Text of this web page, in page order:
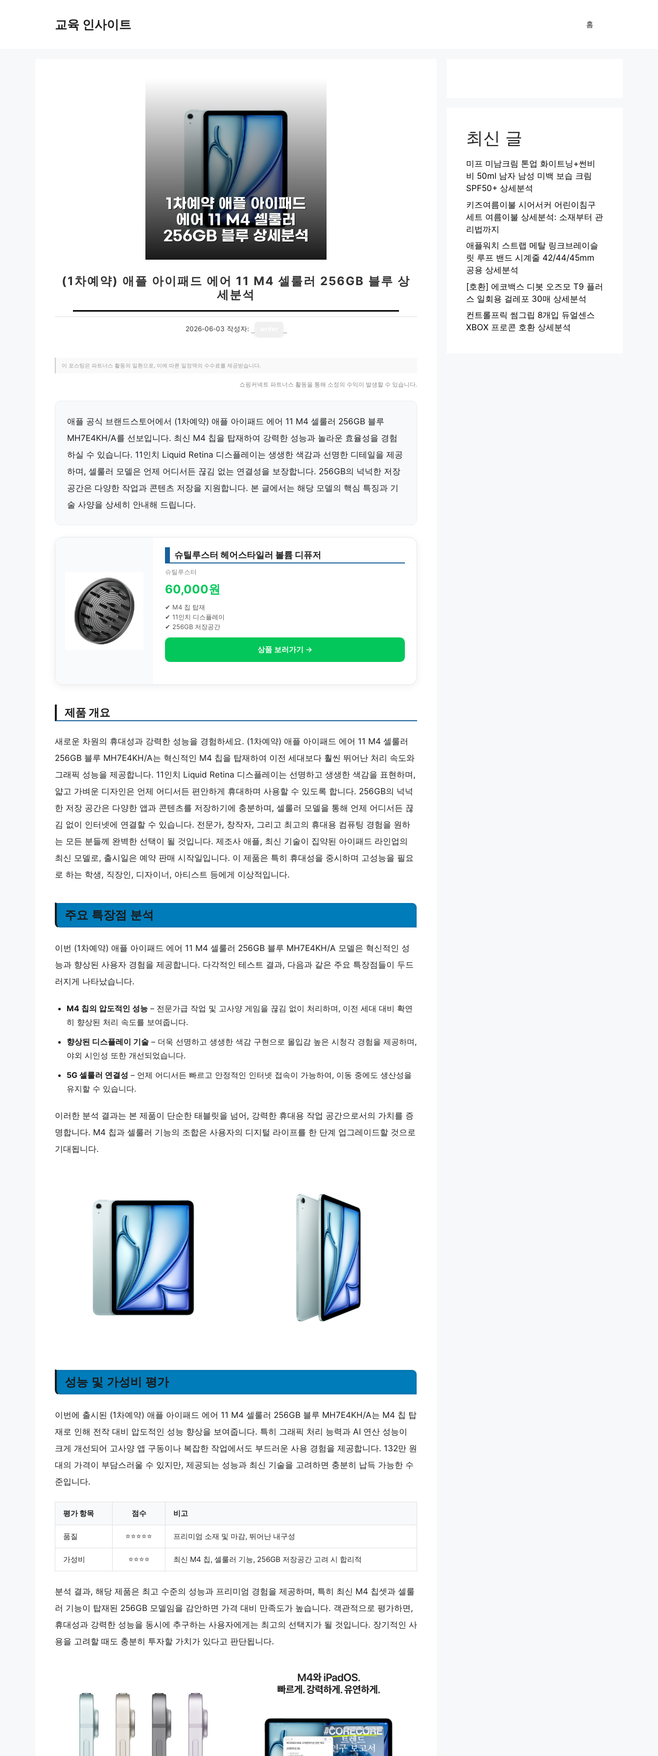
교육 인사이트 홈
(1차예약) 애플 아이패드 에어 11 M4 셀룰러 256GB 블루 상
세분석
2026-06-03 작성자:
이 포스팅은 파트너스 활동의 일환으로, 이에 따른 일정액의 수수료를 제공받습니다.
쇼핑커넥트 파트너스 활동을 통해 소정의 수익이 발생할 수 있습니다.
애플 공식 브랜드스토어에서 (1차예약) 애플 아이패드 에어 11 M4 셀룰러 256GB 블루
MH7E4KH/A를 선보입니다. 최신 M4 칩을 탑재하여 강력한 성능과 놀라운 효율성을 경험
하실 수 있습니다. 11인치 Liquid Retina 디스플레이는 생생한 색감과 선명한 디테일을 제공
하며, 셀룰러 모델은 언제 어디서든 끊김 없는 연결성을 보장합니다. 256GB의 넉넉한 저장
공간은 다양한 작업과 콘텐츠 저장을 지원합니다. 본 글에서는 해당 모델의 핵심 특징과 기
술 사양을 상세히 안내해 드립니다.
슈틸루스터 헤어스타일러 볼륨 디퓨저
슈틸루스터
60,000원
✔ M4 칩 탑재
✔ 11인치 디스플레이
✔ 256GB 저장공간
상품 보러가기 →
제품 개요
새로운 차원의 휴대성과 강력한 성능을 경험하세요. (1차예약) 애플 아이패드 에어 11 M4 셀룰러
256GB 블루 MH7E4KH/A는 혁신적인 M4 칩을 탑재하여 이전 세대보다 훨씬 뛰어난 처리 속도와
그래픽 성능을 제공합니다. 11인치 Liquid Retina 디스플레이는 선명하고 생생한 색감을 표현하며,
얇고 가벼운 디자인은 언제 어디서든 편안하게 휴대하며 사용할 수 있도록 합니다. 256GB의 넉넉
한 저장 공간은 다양한 앱과 콘텐츠를 저장하기에 충분하며, 셀룰러 모델을 통해 언제 어디서든 끊
김 없이 인터넷에 연결할 수 있습니다. 전문가, 창작자, 그리고 최고의 휴대용 컴퓨팅 경험을 원하
는 모든 분들께 완벽한 선택이 될 것입니다. 제조사 애플, 최신 기술이 집약된 아이패드 라인업의
최신 모델로, 출시일은 예약 판매 시작일입니다. 이 제품은 특히 휴대성을 중시하며 고성능을 필요
로 하는 학생, 직장인, 디자이너, 아티스트 등에게 이상적입니다.
주요 특장점 분석
이번 (1차예약) 애플 아이패드 에어 11 M4 셀룰러 256GB 블루 MH7E4KH/A 모델은 혁신적인 성
능과 향상된 사용자 경험을 제공합니다. 다각적인 테스트 결과, 다음과 같은 주요 특장점들이 두드
러지게 나타났습니다.
M4 칩의 압도적인 성능 – 전문가급 작업 및 고사양 게임을 끊김 없이 처리하며, 이전 세대 대비 확연
히 향상된 처리 속도를 보여줍니다.
향상된 디스플레이 기술 – 더욱 선명하고 생생한 색감 구현으로 몰입감 높은 시청각 경험을 제공하며,
야외 시인성 또한 개선되었습니다.
5G 셀룰러 연결성 – 언제 어디서든 빠르고 안정적인 인터넷 접속이 가능하여, 이동 중에도 생산성을
유지할 수 있습니다.
이러한 분석 결과는 본 제품이 단순한 태블릿을 넘어, 강력한 휴대용 작업 공간으로서의 가치를 증
명합니다. M4 칩과 셀룰러 기능의 조합은 사용자의 디지털 라이프를 한 단계 업그레이드할 것으로
기대됩니다.
성능 및 가성비 평가
이번에 출시된 (1차예약) 애플 아이패드 에어 11 M4 셀룰러 256GB 블루 MH7E4KH/A는 M4 칩 탑
재로 인해 전작 대비 압도적인 성능 향상을 보여줍니다. 특히 그래픽 처리 능력과 AI 연산 성능이
크게 개선되어 고사양 앱 구동이나 복잡한 작업에서도 부드러운 사용 경험을 제공합니다. 132만 원
대의 가격이 부담스러울 수 있지만, 제공되는 성능과 최신 기술을 고려하면 충분히 납득 가능한 수
준입니다.
평가 항목 점수 비고
품질 ⭐⭐⭐⭐⭐ 프리미엄 소재 및 마감, 뛰어난 내구성
가성비 ⭐⭐⭐⭐ 최신 M4 칩, 셀룰러 기능, 256GB 저장공간 고려 시 합리적
분석 결과, 해당 제품은 최고 수준의 성능과 프리미엄 경험을 제공하며, 특히 최신 M4 칩셋과 셀룰
러 기능이 탑재된 256GB 모델임을 감안하면 가격 대비 만족도가 높습니다. 객관적으로 평가하면,
휴대성과 강력한 성능을 동시에 추구하는 사용자에게는 최고의 선택지가 될 것입니다. 장기적인 사
용을 고려할 때도 충분히 투자할 가치가 있다고 판단됩니다.
최신 글
미프 미남크림 톤업 화이트닝+썬비
비 50ml 남자 남성 미백 보습 크림
SPF50+ 상세분석
키즈여름이불 시어서커 어린이침구
세트 여름이불 상세분석: 소재부터 관
리법까지
애플워치 스트랩 메탈 링크브레이슬
릿 루프 밴드 시계줄 42/44/45mm
공용 상세분석
[호환] 에코백스 디봇 오즈모 T9 플러
스 일회용 걸레포 30매 상세분석
컨트롤프릭 썸그립 8개입 듀얼센스
XBOX 프로콘 호환 상세분석